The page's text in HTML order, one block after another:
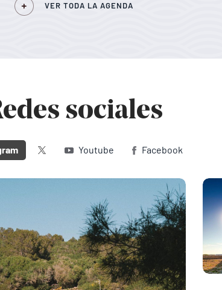
VER TODA LA AGENDA
sociales
Twitter (X)Youtube Facebook